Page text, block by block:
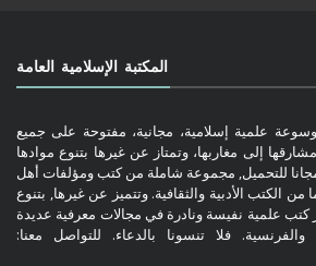
المكتبة الإسلامية العامة
موسوعة علمية إسلامية، مجانية، مفتوحة على جميع
إلى مغاربها، وتمتاز عن غيرها بتنوع موادها
مجانا للتحميل, مجموعة شاملة من كتب ومؤلفات أهل
الكتب الأدبية والثقافية. وتتميز عن غيرها, بتنوع
كتب علمية نفيسة ونادرة في مجالات معرفية عديدة
والفرنسية. فلا تنسونا بالدعاء. للتواصل معنا: